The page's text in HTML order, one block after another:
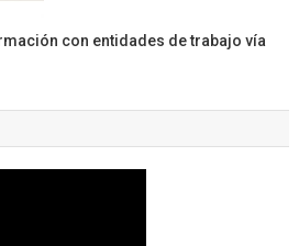
con entidades de trabajo vía